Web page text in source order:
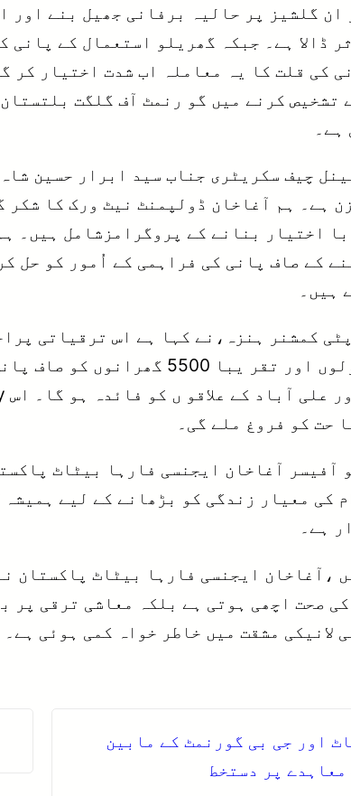
گلشیز پر حالیہ برفانی جھیل بنے
ڈالا ہے۔ جبکہ گھریلو استعمال کے
کی قلت کا یہ معاملہ اب شدت اختیار کر
ہے۔
چیف سکریٹری جناب سید ابرار حسین
ہے۔ ہم آغاخان ڈولپمنٹ نیٹ ورک کا
اختیار بنانے کے پروگرامزشامل ہیں۔
کے صاف پانی کی فراہمی کے اُمور کو
ہیں۔
کمشنر ہنزہ،نے کہا ہے اس ترقیاتی
گاہوں،ہیلتھ سینٹر اور دیگر
حت کو فروغ ملے گی۔
آفیسر آغاخان ایجنسی فارہا بیٹاٹ
کی معیار زندگی کو بڑھانے کے لیے
ہے۔
صحت اچھی ہوتی ہے بلکہ معاشی ترقی پر
لانیکی مشقت میں خاطر خواہ کمی ہوئی ہے۔
اور جی بی گورنمٹ کے مابین
پر دستخط